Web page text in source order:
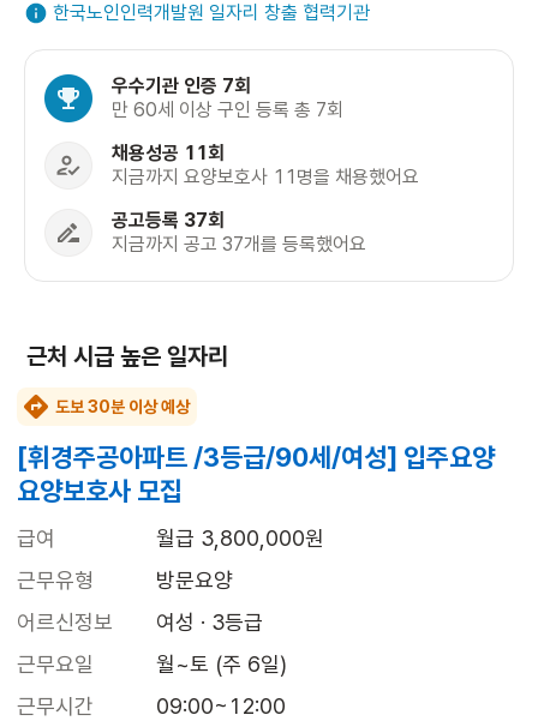
한국노인인력개발원 일자리 창출 협력기관
우수기관 인증 7회
만 60세 이상 구인 등록 총 7회
채용성공 11회
지금까지 요양보호사 11명을 채용했어요
공고등록 37회
지금까지 공고 37개를 등록했어요
근처 시급 높은 일자리
도보 30분 이상 예상
[휘경주공아파트 /3등급/90세/여성] 입주요양
요양보호사 모집
급여
월급 3,800,000원
근무유형
방문요양
어르신정보
여성 · 3등급
근무요일
월~토 (주 6일)
근무시간
09:00~12:00